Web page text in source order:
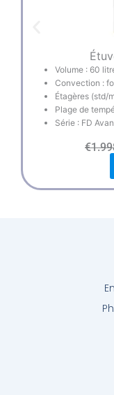
Volume : 60
Convection :
Étagères (std/
Plage de
Série : FD
€